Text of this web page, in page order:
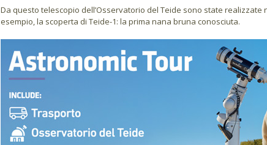
Da questo telescopio dell’Osservatorio del Teide sono state
esempio, la scoperta di Teide-1: la prima nana bruna conosciuta.